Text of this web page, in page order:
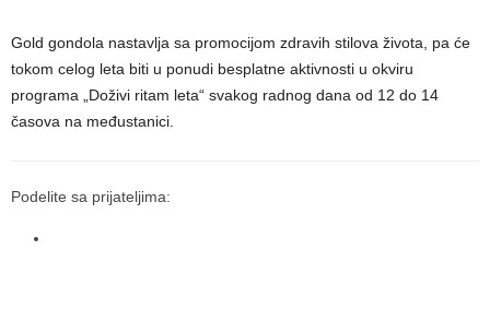
Gold gondola nastavlja sa promocijom zdravih stilova života, pa će
tokom celog leta biti u ponudi besplatne aktivnosti u okviru
programa „Doživi ritam leta“ svakog radnog dana od 12 do 14
časova na međustanici.
Podelite sa prijateljima: